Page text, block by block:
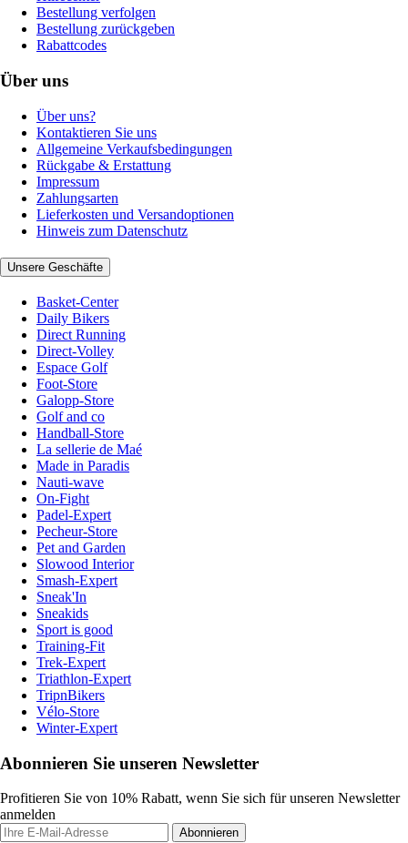
Bestellung verfolgen
Bestellung zurückgeben
Rabattcodes
Über uns
Über uns?
Kontaktieren Sie uns
Allgemeine Verkaufsbedingungen
Rückgabe & Erstattung
Impressum
Zahlungsarten
Lieferkosten und Versandoptionen
Hinweis zum Datenschutz
Unsere Geschäfte
Basket-Center
Daily Bikers
Direct Running
Direct-Volley
Espace Golf
Foot-Store
Galopp-Store
Golf and co
Handball-Store
La sellerie de Maé
Made in Paradis
Nauti-wave
On-Fight
Padel-Expert
Pecheur-Store
Pet and Garden
Slowood Interior
Smash-Expert
Sneak'In
Sneakids
Sport is good
Training-Fit
Trek-Expert
Triathlon-Expert
TripnBikers
Vélo-Store
Winter-Expert
Abonnieren Sie unseren Newsletter
Profitieren Sie von 10% Rabatt, wenn Sie sich für unseren Newsletter
anmelden
Abonnieren